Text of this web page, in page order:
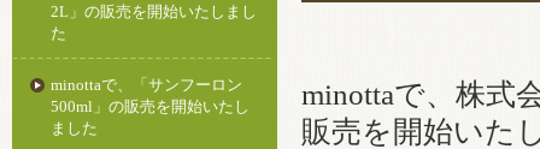
2L」の販売を開始いたしまし
た
minottaで、「サンフーロン
500ml」の販売を開始いたし
ました
minottaで、株式
販売を開始いた